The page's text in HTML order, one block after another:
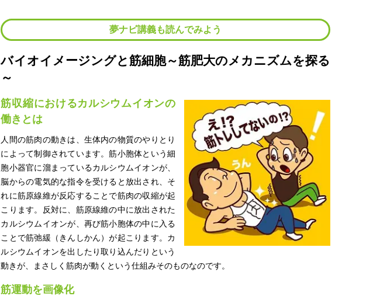
夢ナビ講義も読んでみよう
バイオイメージングと筋細胞～筋肥大のメカニズムを探る
～
筋収縮におけるカルシウムイオンの
働きとは
人間の筋肉の動きは、生体内の物質のやりとり
によって制御されています。筋小胞体という細
胞小器官に溜まっているカルシウムイオンが、
脳からの電気的な指令を受けると放出され、そ
れに筋原線維が反応することで筋肉の収縮が起
こります。反対に、筋原線維の中に放出された
カルシウムイオンが、再び筋小胞体の中に入る
ことで筋弛緩（きんしかん）が起こります。カ
ルシウムイオンを出したり取り込んだりという
動きが、まさしく筋肉が動くという仕組みそのものなのです。
筋運動を画像化